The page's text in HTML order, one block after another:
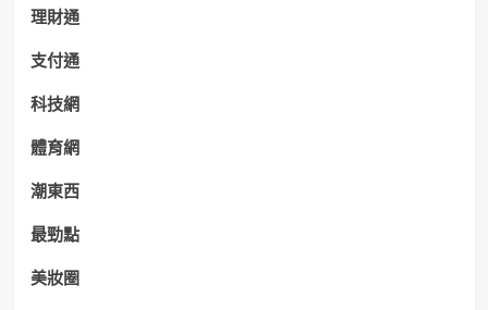
理財通
支付通
科技網
體育網
潮東西
最勁點
美妝圈